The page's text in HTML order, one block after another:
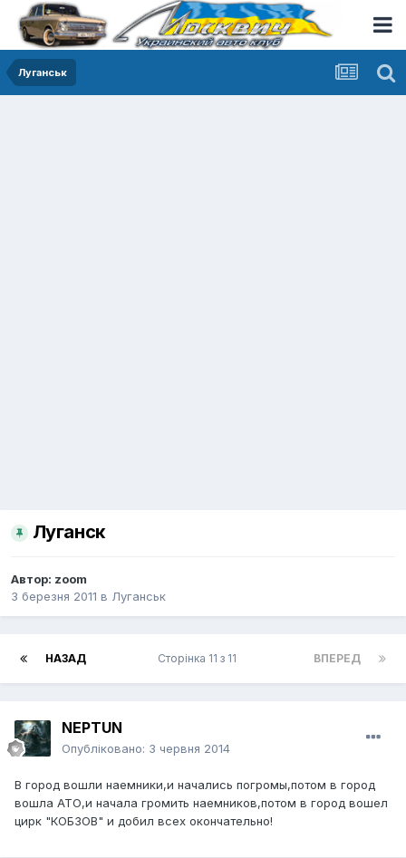
Луганськ
Луганск
Автор: zoom
3 березня 2011 в Луганськ
НАЗАД ВПЕРЕД
Сторінка 11 з 11
NEPTUN
Опубліковано: 3 червня 2014
В город вошли наемники,и начались погромы,потом в город
вошла АТО,и начала громить наемников,потом в город вошел
цирк "КОБЗОВ" и добил всех окончательно!